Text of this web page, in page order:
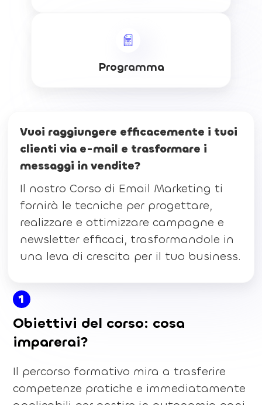
Programma
Vuoi raggiungere efficacemente i tuoi
clienti via e-mail e trasformare i
messaggi in vendite?
Il nostro Corso di Email Marketing ti
fornirà le tecniche per progettare,
realizzare e ottimizzare campagne e
newsletter efficaci, trasformandole in
una leva di crescita per il tuo business.
1
Obiettivi del corso: cosa
imparerai?
Il percorso formativo mira a trasferire
competenze pratiche e immediatamente